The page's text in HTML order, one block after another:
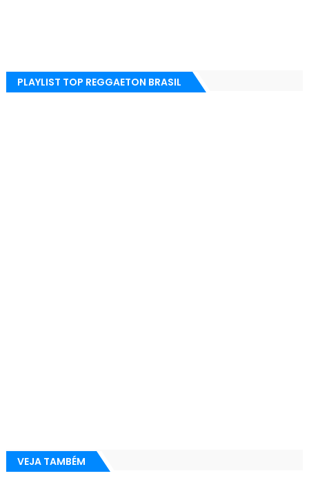
PLAYLIST TOP REGGAETON BRASIL
VEJA TAMBÉM